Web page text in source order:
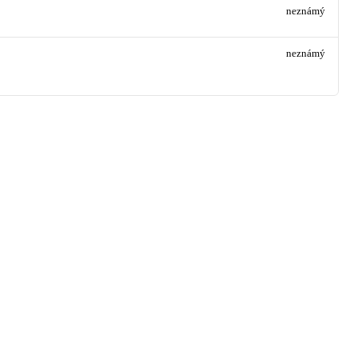
neznámý
neznámý